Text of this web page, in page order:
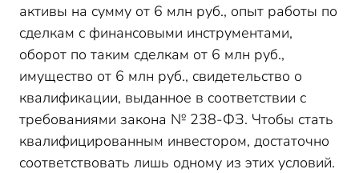
активы на сумму от 6 млн руб., опыт работы по
сделкам с финансовыми инструментами,
оборот по таким сделкам от 6 млн руб.,
имущество от 6 млн руб., свидетельство о
квалификации, выданное в соответствии с
требованиями закона № 238-ФЗ. Чтобы стать
квалифицированным инвестором, достаточно
соответствовать лишь одному из этих условий.